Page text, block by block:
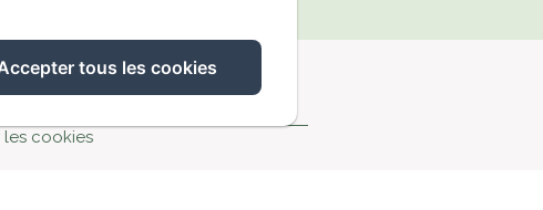
les cookies
tous les cookies